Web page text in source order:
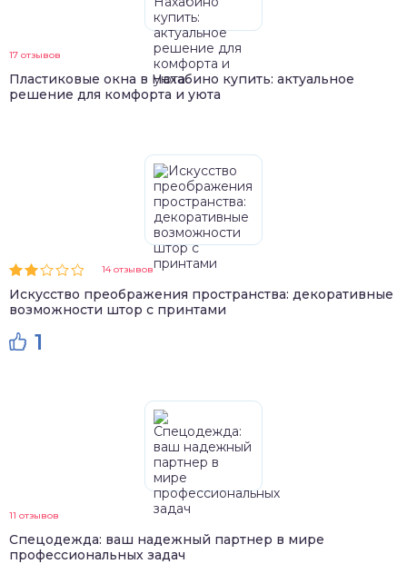
17 отзывов
Пластиковые окна в Нахабино купить: актуальное
решение для комфорта и уюта
14 отзывов
Искусство преображения пространства: декоративные
возможности штор с принтами
1
11 отзывов
Спецодежда: ваш надежный партнер в мире
профессиональных задач